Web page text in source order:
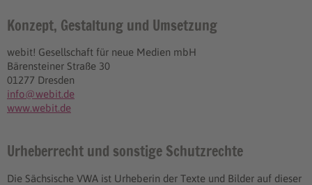
Konzept, Gestaltung und Umsetzung
webit! Gesellschaft für neue Medien mbH
Bärensteiner Straße 30
01277 Dresden
info@webit.de
www.webit.de
Urheberrecht und sonstige Schutzrechte
Die Sächsische VWA ist Urheberin der Texte und Bilder auf dieser